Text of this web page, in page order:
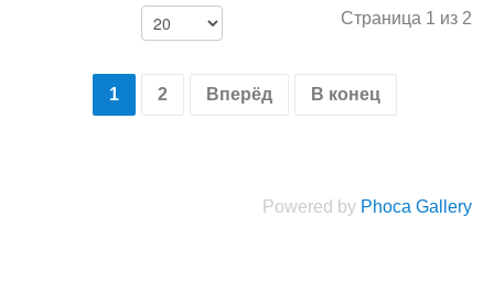
Страница 1 из 2
1 2 Вперёд В конец
Powered by Phoca Gallery